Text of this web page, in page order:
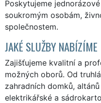
Poskytujeme
soukromým osobám,
společnostem.
JAKÉ SLUŽBY NABÍZÍME
Zajišťujeme kvalitní a
možných oborů. Od
zahradních domků,
elektrikářské a